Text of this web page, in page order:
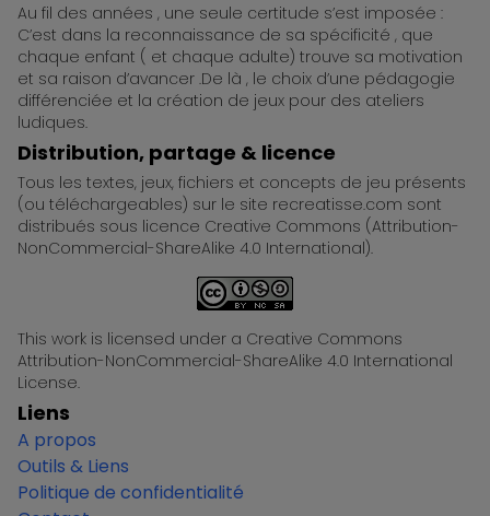
Au fil des années , une seule certitude s’est imposée :
C’est dans la reconnaissance de sa spécificité , que
chaque enfant ( et chaque adulte) trouve sa motivation
et sa raison d’avancer .De là , le choix d’une pédagogie
différenciée et la création de jeux pour des ateliers
ludiques.
Distribution, partage & licence
Tous les textes, jeux, fichiers et concepts de jeu présents
(ou téléchargeables) sur le site recreatisse.com sont
distribués sous licence Creative Commons (Attribution-
NonCommercial-ShareAlike 4.0 International).
This work is licensed under a Creative Commons
Attribution-NonCommercial-ShareAlike 4.0 International
License.
Liens
A propos
Outils & Liens
Politique de confidentialité